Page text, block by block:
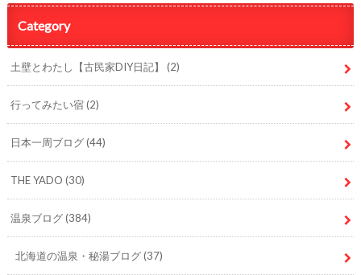
Category
土壁とわたし【古民家DIY日記】 (2)
行ってみたい宿(2)
日本一周ブログ(44)
THE YADO (30)
温泉ブログ(384)
北海道の温泉・秘湯ブログ(37)